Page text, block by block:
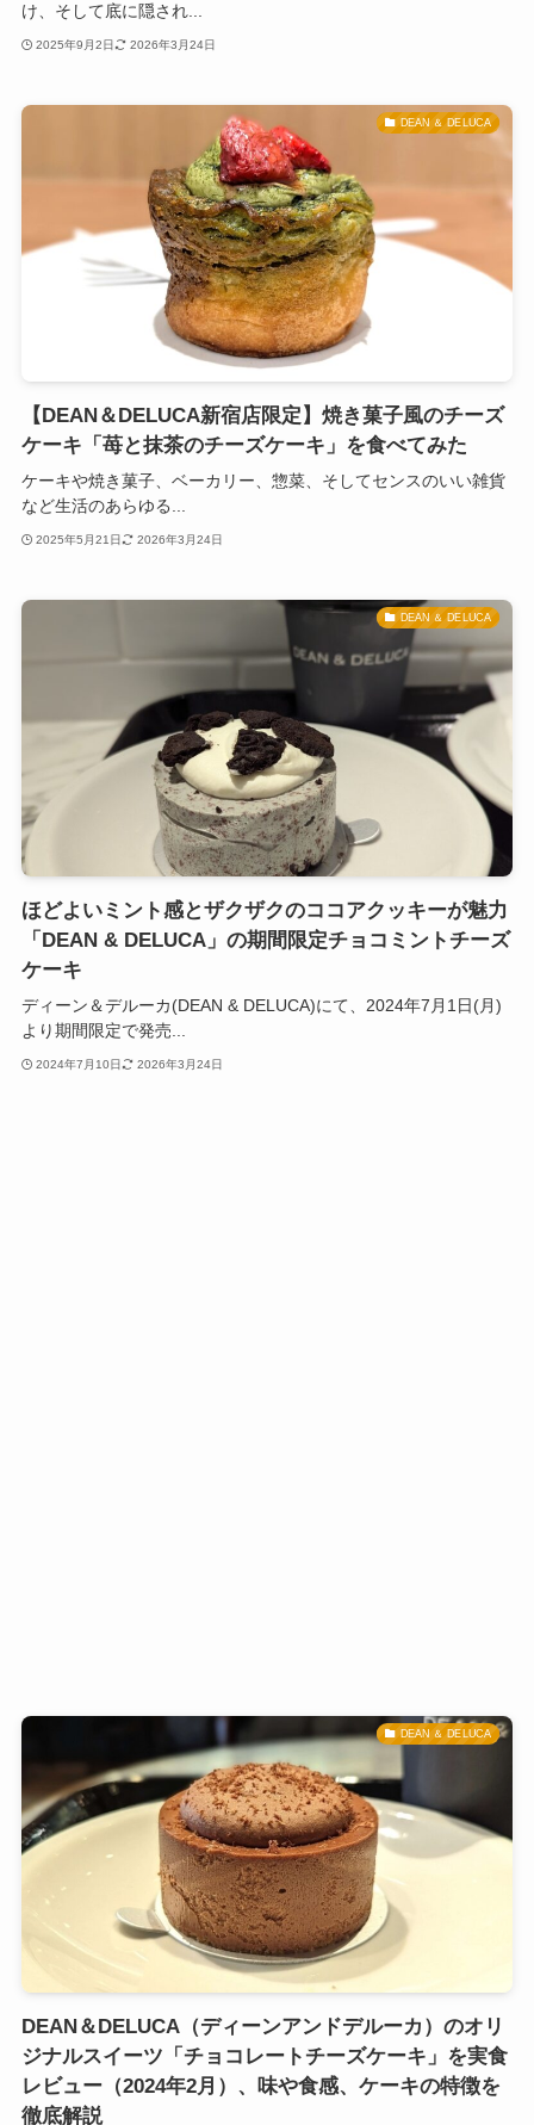
け、そして底に隠され...
2025年9月2日 2026年3月24日
DEAN ＆ DELUCA
【DEAN＆DELUCA新宿店限定】焼き菓子風のチーズ
ケーキ「苺と抹茶のチーズケーキ」を食べてみた
ケーキや焼き菓子、ベーカリー、惣菜、そしてセンスのいい雑貨
など生活のあらゆる...
2025年5月21日 2026年3月24日
DEAN ＆ DELUCA
ほどよいミント感とザクザクのココアクッキーが魅力
「DEAN & DELUCA」の期間限定チョコミントチーズ
ケーキ
ディーン＆デルーカ(DEAN & DELUCA)にて、2024年7月1日(月)
より期間限定で発売...
2024年7月10日 2026年3月24日
DEAN ＆ DELUCA
DEAN＆DELUCA（ディーンアンドデルーカ）のオリ
ジナルスイーツ「チョコレートチーズケーキ」を実食
レビュー（2024年2月）、味や食感、ケーキの特徴を
徹底解説